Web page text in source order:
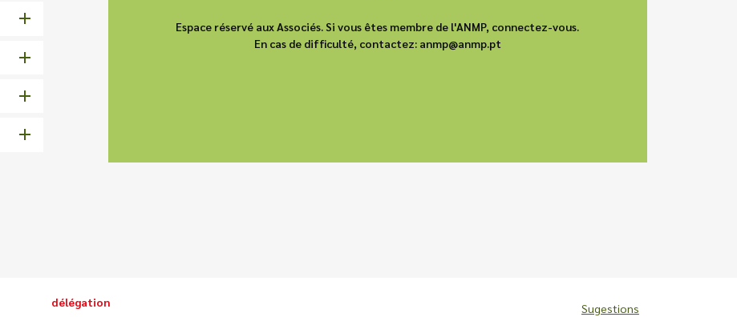
Espace réservé aux Associés. Si vous êtes membre de l'ANMP, connectez-vous.
En cas de difficulté, contactez: anmp@anmp.pt
délégation
Sugestions